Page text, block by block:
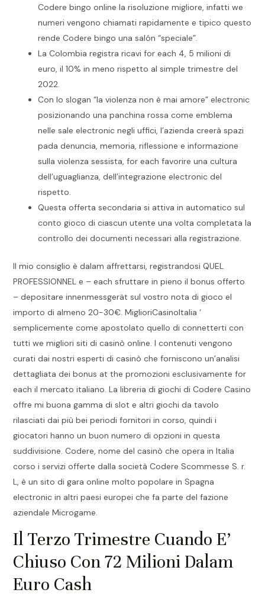
Codere bingo online la risoluzione migliore, infatti we
numeri vengono chiamati rapidamente e tipico questo
rende Codere bingo una salón “speciale”.
La Colombia registra ricavi for each 4, 5 milioni di
euro, il 10% in meno rispetto al simple trimestre del
2022.
Con lo slogan “la violenza non è mai amore” electronic
posizionando una panchina rossa come emblema
nelle sale electronic negli uffici, l’azienda creerà spazi
pada denuncia, memoria, riflessione e informazione
sulla violenza sessista, for each favorire una cultura
dell’uguaglianza, dell’integrazione electronic del
rispetto.
Questa offerta secondaria si attiva in automatico sul
conto gioco di ciascun utente una volta completata la
controllo dei documenti necessari alla registrazione.
Il mio consiglio è dalam affrettarsi, registrandosi QUEL
PROFESSIONNEL e – each sfruttare in pieno il bonus offerto
– depositare innenmessgerät sul vostro nota di gioco el
importo di almeno 20-30€. MiglioriCasinoItalia ‘
semplicemente come apostolato quello di connetterti con
tutti we migliori siti di casinò online. I contenuti vengono
curati dai nostri esperti di casinò che forniscono un’analisi
dettagliata dei bonus at the promozioni esclusivamente for
each il mercato italiano. La libreria di giochi di Codere Casino
offre mi buona gamma di slot e altri giochi da tavolo
rilasciati dai più bei periodi fornitori in corso, quindi i
giocatori hanno un buon numero di opzioni in questa
suddivisione. Codere, nome del casinò che opera in Italia
corso i servizi offerte dalla società Codere Scommesse S. r.
L, è un sito di gara online molto popolare in Spagna
electronic in altri paesi europei che fa parte del fazione
aziendale Microgame.
Il Terzo Trimestre Cuando E’
Chiuso Con 72 Milioni Dalam
Euro Cash